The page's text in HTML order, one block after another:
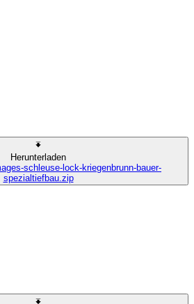
Herunterladen
schleuse-lock-kriegenbrunn-bauer-
spezialtiefbau.zip